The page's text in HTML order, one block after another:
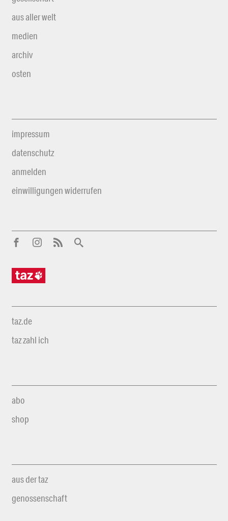
aus aller welt
medien
archiv
osten
impressum
datenschutz
anmelden
einwilligungen widerrufen
taz.de
taz zahl ich
abo
shop
aus der taz
genossenschaft